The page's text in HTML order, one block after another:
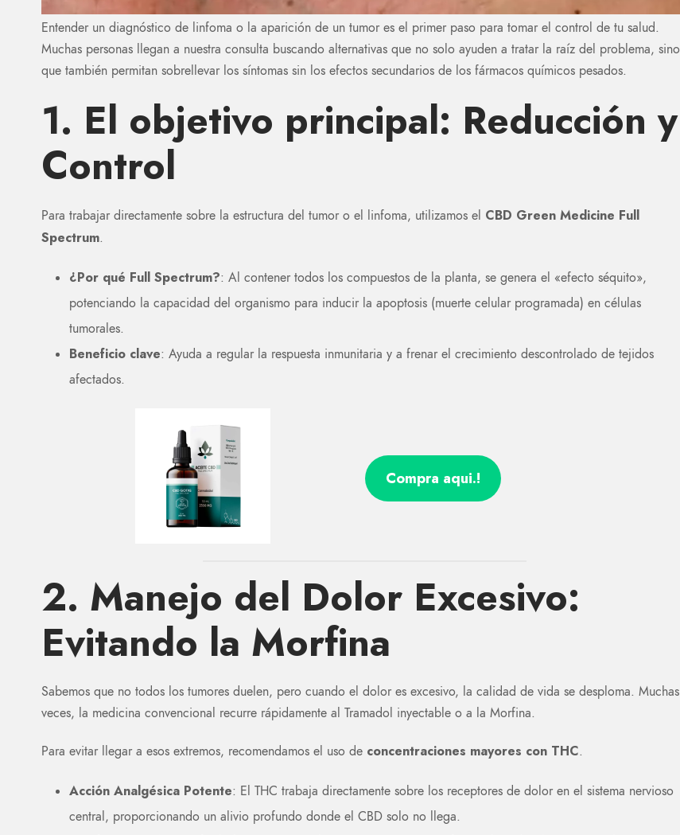
Entender un diagnóstico de linfoma o la aparición de un tumor es el primer paso para tomar el control de tu salud.
Muchas personas llegan a nuestra consulta buscando alternativas que no solo ayuden a tratar la raíz del problema, sino
que también permitan sobrellevar los síntomas sin los efectos secundarios de los fármacos químicos pesados.
1. El objetivo principal: Reducción y
Control
Para trabajar directamente sobre la estructura del tumor o el linfoma, utilizamos el CBD Green Medicine Full
Spectrum.
¿Por qué Full Spectrum?: Al contener todos los compuestos de la planta, se genera el «efecto séquito»,
potenciando la capacidad del organismo para inducir la apoptosis (muerte celular programada) en células
tumorales.
Beneficio clave: Ayuda a regular la respuesta inmunitaria y a frenar el crecimiento descontrolado de tejidos
afectados.
Compra aqui.!
2. Manejo del Dolor Excesivo:
Evitando la Morfina
Sabemos que no todos los tumores duelen, pero cuando el dolor es excesivo, la calidad de vida se desploma. Muchas
veces, la medicina convencional recurre rápidamente al Tramadol inyectable o a la Morfina.
Para evitar llegar a esos extremos, recomendamos el uso de concentraciones mayores con THC.
Acción Analgésica Potente: El THC trabaja directamente sobre los receptores de dolor en el sistema nervioso
central, proporcionando un alivio profundo donde el CBD solo no llega.